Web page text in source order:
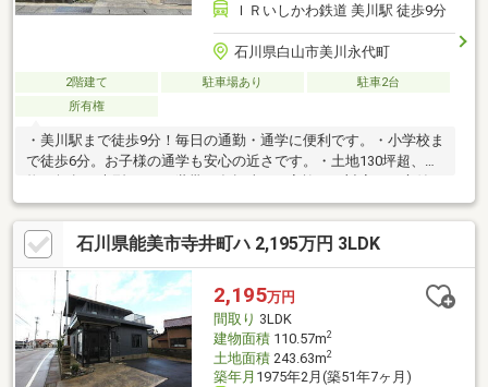
ＩＲいしかわ鉄道 美川駅 徒歩9分
石川県白山市美川永代町
2階建て 駐車場あり
駐車2台
所有権
・美川駅まで徒歩9分！毎日の通勤・通学に便利です。・小学校ま
で徒歩6分。お子様の通学も安心の近さです。・土地130坪超、建
物58坪超の大型6DK！2世帯や多趣味なご家族にも対応。・庭付き
で四季の風情を感じれます。・海の近くの閑静な住宅街。落ち着
いた暮らしが手に入ります。※7月末迄：現状有姿売買。建物・設
備は現地でご確認ください。8月以降：リフォーム工事着工予定※
記載内容と現況が異なる場合は現況優先とさせていただきます。
石川県能美市寺井町ハ 2,195万円 3LDK
2,195万円
間取り 3LDK
建物面積110.57m2
土地面積243.63m2
築年月 1975年2月(築51年7ヶ月)